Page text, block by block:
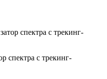
спектра с трекинг-